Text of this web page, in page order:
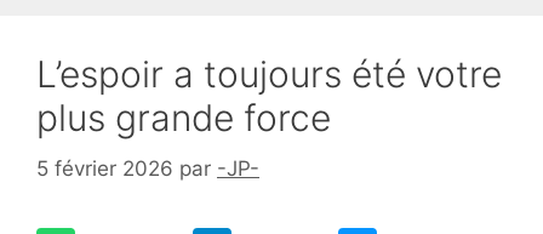
L’espoir a toujours été votre
plus grande force
5 février 2026 par -JP-